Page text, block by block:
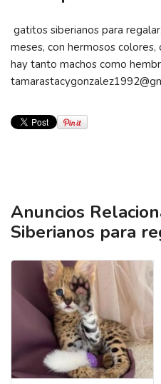
gatitos siberianos para
meses, con hermosos colores,
hay tanto machos como
Anuncios
Siberianos para